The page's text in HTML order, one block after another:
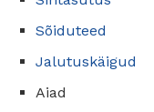
Sõiduteed
Jalutuskäigud
Aiad